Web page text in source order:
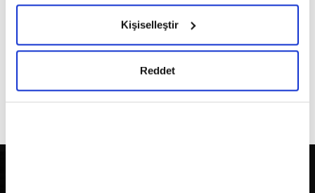
6698 sayılı Kişisel Verilerin Korunması Kanunu uyarınca
hazırlanmış olan İnternet Sitesi Aydınlatma Metnimizi
Kişiselleştir
Reddet